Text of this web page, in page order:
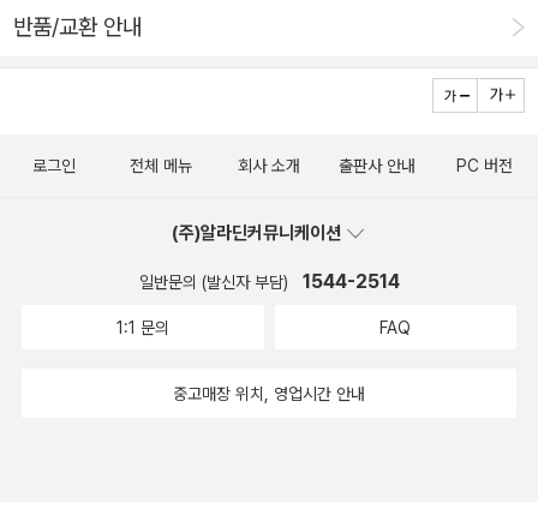
자의 채찍이 들어갑니다수천만 년 불뚝이는 육식성 근육질들무
에서 공기 방울을 터트립니다뎅글뎅글한 헷살들이 터져 나옵니
울질 때거름망을 통과한 사내아이들이 걸어 나옵니다순한 쌍떡
점에 다다르지 못한 것 같고,들춰 보면 늘 고통의 벽화입니다퉁겨
져 나올 듯 어깨뼈가 불거진 아프간 아이들조막손이로 줄줄이 태
보는킬링 필드의 아이들, 이 세상모든 어머니의 아이들나는연금
지고 군데군데 헐어 버린오래된 연금로를 깃털 업는 어깨 위로 치
느낄 수 있도록. 쫓기는 기분이 들지 않도록. 무수히 뻗은 그
‘길’위에 발자국 하나하나 깊게 새기며.오늘을 잡아라 - 세계문학
전집 170 솔 벨로우 지음, 양현미 옮김 / 민음사 / 2008년 2월:
여 있고. 민음사 전집 시리즈가 꾸준히 나오고 있는데, 문제는 내
우고 싶은 호기심을 억누르지 못한다는 데 있다. 어쨌건, 주문은
했다. 기다리고 있는 중. 아직 책은 준비되지 않은 것 같다. 사랑
의 그네를 매달 시간 - 인도의 영혼, 카비르의 황홀한 시 카비르
어도, 마음속에 음악이 없으면 무슨 소용이지?사랑의 길은 굽이
반품/교환 안내
로그인 전체 메뉴 회사 소개 출판사 안내 PC 버전
(주)알라딘커뮤니케이션
일반문의 (발신자 부담) 1544-2514
1:1 문의 FAQ
중고매장 위치, 영업시간 안내